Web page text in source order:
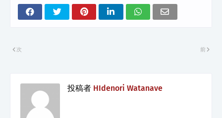
前
次
投稿者 HIdenori Watanave